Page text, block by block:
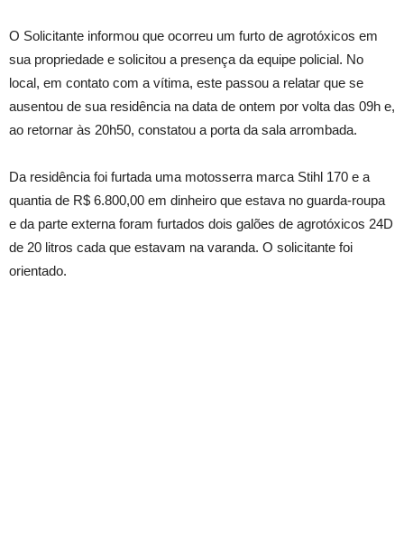
O Solicitante informou que ocorreu um furto de agrotóxicos em
sua propriedade e solicitou a presença da equipe policial. No
local, em contato com a vítima, este passou a relatar que se
ausentou de sua residência na data de ontem por volta das 09h e,
ao retornar às 20h50, constatou a porta da sala arrombada.
Da residência foi furtada uma motosserra marca Stihl 170 e a
quantia de R$ 6.800,00 em dinheiro que estava no guarda-roupa
e da parte externa foram furtados dois galões de agrotóxicos 24D
de 20 litros cada que estavam na varanda. O solicitante foi
orientado.